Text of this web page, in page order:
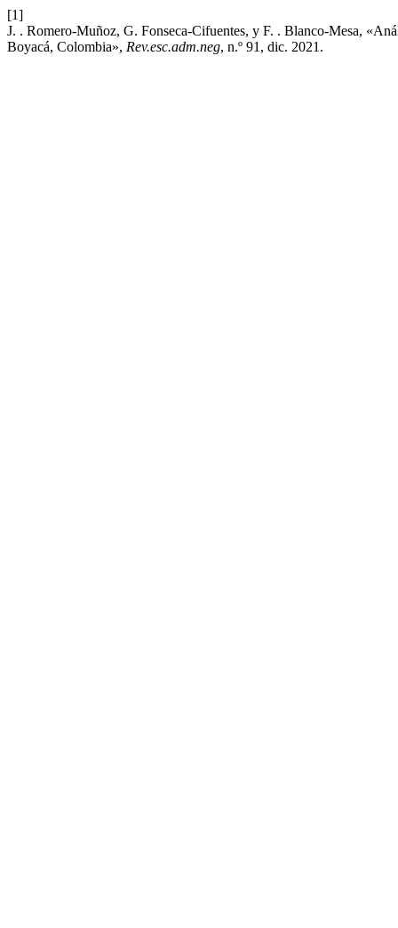
[1]
J. . Romero-Muñoz, G. Fonseca-Cifuentes, y F. . Blanco-Mesa,
Boyacá, Colombia», Rev.esc.adm.neg, n.º 91, dic. 2021.